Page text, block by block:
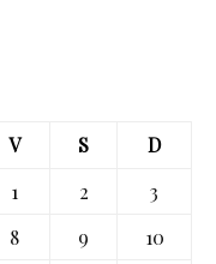
V S
D
1
2
3
8 9
10